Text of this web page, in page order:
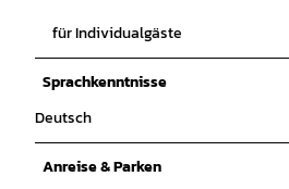
für Individualgäste
Sprachkenntnisse
Deutsch
Anreise & Parken